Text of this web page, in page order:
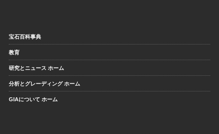
宝石百科事典
教育
研究とニュース ホーム
分析とグレーディング ホーム
GIAについて ホーム